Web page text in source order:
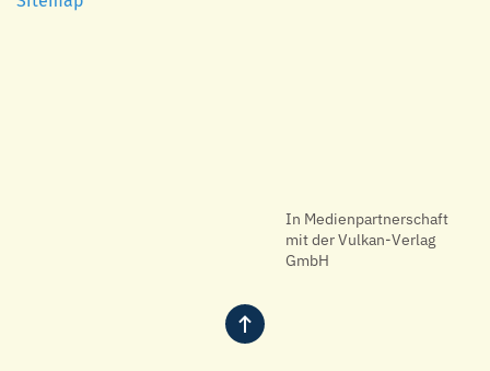
In Medienpartnerschaft
mit der Vulkan-Verlag
GmbH